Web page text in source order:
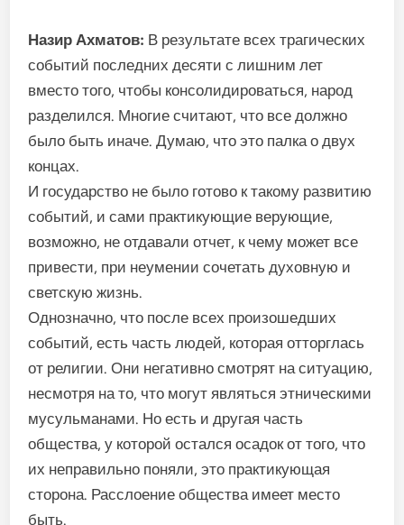
Назир Ахматов: В результате всех трагических
событий последних десяти с лишним лет
вместо того, чтобы консолидироваться, народ
разделился. Многие считают, что все должно
было быть иначе. Думаю, что это палка о двух
концах.
И государство не было готово к такому развитию
событий, и сами практикующие верующие,
возможно, не отдавали отчет, к чему может все
привести, при неумении сочетать духовную и
светскую жизнь.
Однозначно, что после всех произошедших
событий, есть часть людей, которая отторглась
от религии. Они негативно смотрят на ситуацию,
несмотря на то, что могут являться этническими
мусульманами. Но есть и другая часть
общества, у которой остался осадок от того, что
их неправильно поняли, это практикующая
сторона. Расслоение общества имеет место
быть.